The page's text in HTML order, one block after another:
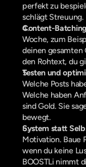
perfekt zu
schlägt Streuung.
Content-
Woche, zum
deinen gesamten
den Rohtext, du
Testen und
Welche Posts
Welche haben
sind Gold. Sie
bewegt.
System statt
Motivation. Baue
wenn du keine
BOOSTLi nimmt